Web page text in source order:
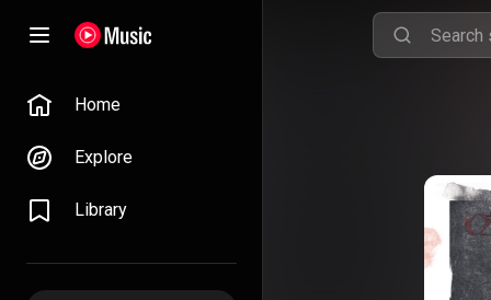
Home
Explore
Library